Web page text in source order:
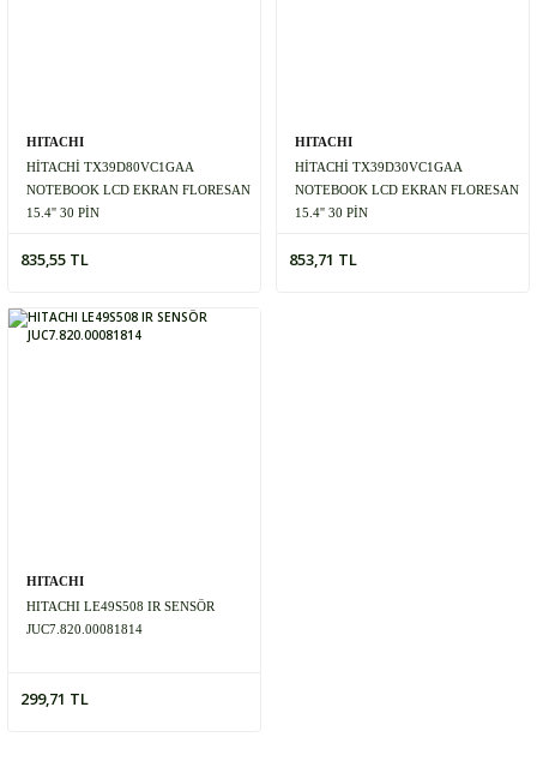
HITACHI
HİTACHİ TX39D80VC1GAA
NOTEBOOK LCD EKRAN FLORESAN
15.4'' 30 PİN
835,55 TL
HITACHI
HİTACHİ TX39D30VC1GAA
NOTEBOOK LCD EKRAN FLORESAN
15.4'' 30 PİN
853,71 TL
HITACHI
HITACHI LE49S508 IR SENSÖR
JUC7.820.00081814
299,71 TL